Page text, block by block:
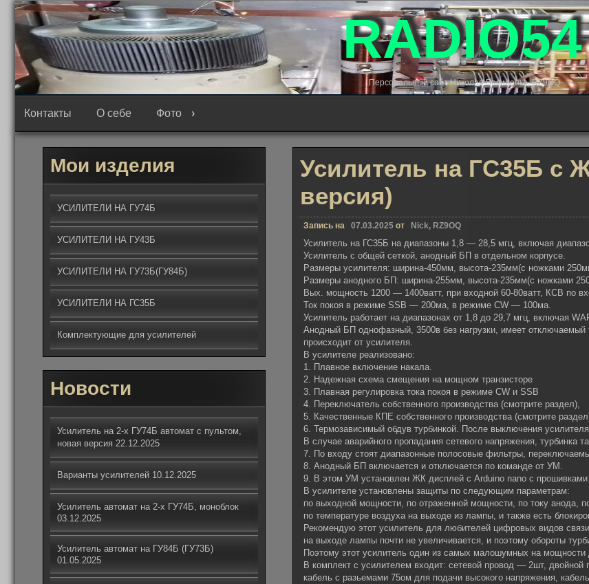
Перейти
к
содержимому
RADIO54
Персональный сайт Николая Василенко, RZ9OQ
Контакты О себе Фото
Усилитель на ГС35Б с
версия)
Запись на 07.03.2025 от Nick, RZ9OQ
Усилитель на ГС35Б на диапазоны 1,8 — 28,5 мгц, включая
Усилитель с общей сеткой, анодный БП в отдельном корпусе.
Размеры усилителя: ширина-450мм, высота-235мм(с ножками
Размеры анодного БП: ширина-255мм, высота-235мм(с ножками
Вых. мощность 1200 — 1400ватт, при входной 60-80ватт, КСВ по
Ток покоя в режиме SSB — 200ма, в режиме CW — 100ма.
Усилитель работает на диапазонах от 1,8 до 29,7 мгц, включая
Анодный БП однофазный, 3500в без нагрузки, имеет
происходит от усилителя.
В усилителе реализовано:
1. Плавное включение накала.
2. Надежная схема смещения на мощном транзисторе
3. Плавная регулировка тока покоя в режиме CW и SSB
4. Переключатель собственного производства (смотрите раздел),
5. Качественные КПЕ собственного производства (смотрите
6. Термозависимый обдув турбинкой. После выключения
В случае аварийного пропадания сетевого напряжения, турбинка
7. По входу стоят диапазонные полосовые фильтры,
8. Анодный БП включается и отключается по команде от УМ.
9. В этом УМ установлен ЖК дисплей с Arduino nano с прошивками
В усилителе установлены защиты по следующим параметрам:
по выходной мощности, по отраженной мощности, по току анода,
по температуре воздуха на выходе из лампы, и также есть
Рекомендую этот усилитель для любителей цифровых видов
на выходе лампы почти не увеличивается, и поэтому обороты
Поэтому этот усилитель один из самых малошумных на мощности
В комплект с усилителем входит: сетевой провод — 2шт,
кабель с разьемами 75ом для подачи высокого напряжения,
Мои изделия
УСИЛИТЕЛИ НА ГУ74Б
УСИЛИТЕЛИ НА ГУ43Б
УСИЛИТЕЛИ НА ГУ73Б(ГУ84Б)
УСИЛИТЕЛИ НА ГС35Б
Комплектующие для усилителей
Новости
Усилитель на 2-х ГУ74Б автомат с пультом,
новая версия 22.12.2025
Варианты усилителей 10.12.2025
Усилитель автомат на 2-х ГУ74Б, моноблок
03.12.2025
Усилитель автомат на ГУ84Б (ГУ73Б)
01.05.2025